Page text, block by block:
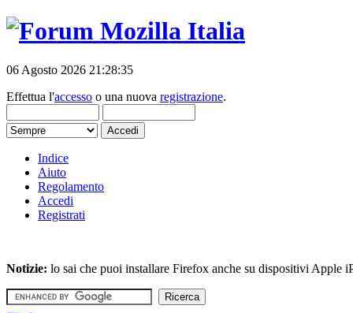
06 Agosto 2026 21:28:35
Effettua l'accesso o una nuova registrazione.
Indice
Aiuto
Regolamento
Accedi
Registrati
Notizie: lo sai che puoi installare Firefox anche su dispositivi Apple